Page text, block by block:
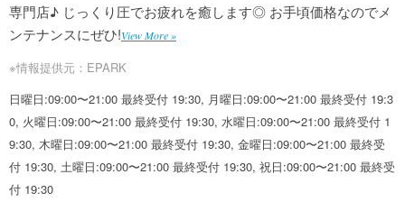
専門店♪ じっくり圧でお疲れを癒します◎ お手頃価格なのでメ
ンテナンスにぜひ!View More »
※情報提供元：EPARK
日曜日:09:00〜21:00 最終受付 19:30, 月曜日:09:00〜21:00 最終受付 19:3
0, 火曜日:09:00〜21:00 最終受付 19:30, 水曜日:09:00〜21:00 最終受付 1
9:30, 木曜日:09:00〜21:00 最終受付 19:30, 金曜日:09:00〜21:00 最終受
付 19:30, 土曜日:09:00〜21:00 最終受付 19:30, 祝日:09:00〜21:00 最終受
付 19:30